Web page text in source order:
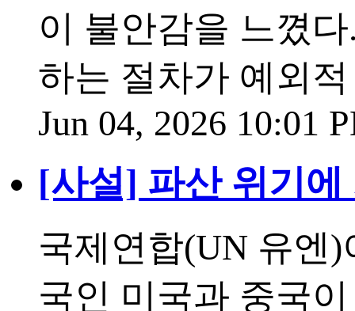
이 불안감을 느꼈
하는 절차가 예외
Jun 04, 2026 10:01
[사설] 파산 위기
국제연합(UN 유엔
국인 미국과 중국